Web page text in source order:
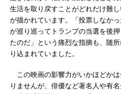
生活を取り戻すことがどれだけ難
が描かれています。「投票しなかっ
が巡り巡ってトランプの当選を後押
たのだ」という痛烈な指摘も、随
り込まれていました。
この映画の影響力がいかほどか
りませんが、俳優など著名人や有